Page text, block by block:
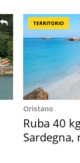
TERRITORIO
Oristano
Ruba 40